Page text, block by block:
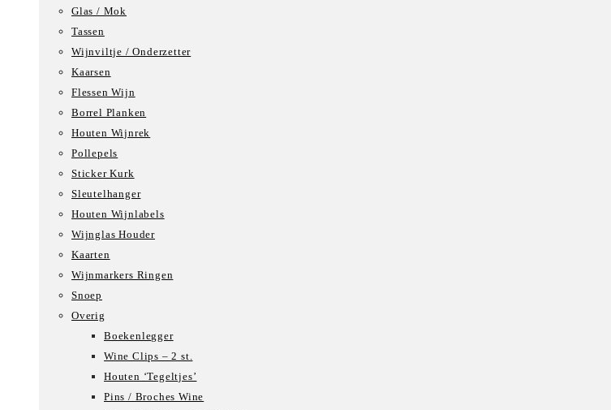
Glas / Mok
Tassen
Wijnviltje / Onderzetter
Kaarsen
Flessen Wijn
Borrel Planken
Houten Wijnrek
Pollepels
Sticker Kurk
Sleutelhanger
Houten Wijnlabels
Wijnglas Houder
Kaarten
Wijnmarkers Ringen
Snoep
Overig
Boekenlegger
Wine Clips – 2 st.
Houten ‘Tegeltjes’
Pins / Broches Wine